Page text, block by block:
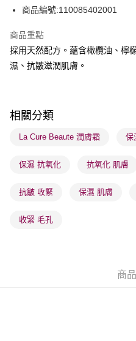
BoC Pay
送貨方式
順豐自助櫃 - 確認發貨後1-3個工
每筆HK$65.00，滿HK$300.00或
每筆HK$65.00，滿HK$300.00或
確認發貨後1-3 工作天送達，訂
每筆HK$65.00，滿HK$300.00
(香港門市) 只顯示可選門市。確
每筆HK$20.00，滿HK$100.00或
每筆HK$20.00，滿HK$100.00或
商品編號:110085402001
商品重點
採用天然配方。蘊含橄欖油、檸
濕、抗皺滋潤肌膚。
相關分類
La Cure Beaute 潤膚霜 保
保濕 抗氧化 抗氧化 肌膚
抗皺 收緊 保濕 肌膚
收緊 毛孔
商